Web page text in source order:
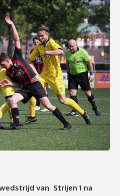
van Strijen 1 na